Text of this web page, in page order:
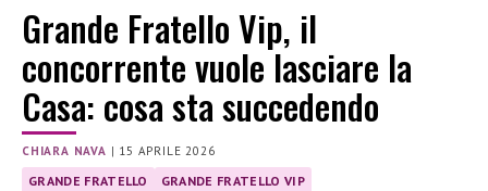
Grande Fratello Vip, il
concorrente vuole lasciare la
Casa: cosa sta succedendo
CHIARA NAVA | 15 APRILE 2026
GRANDE FRATELLO GRANDE FRATELLO VIP